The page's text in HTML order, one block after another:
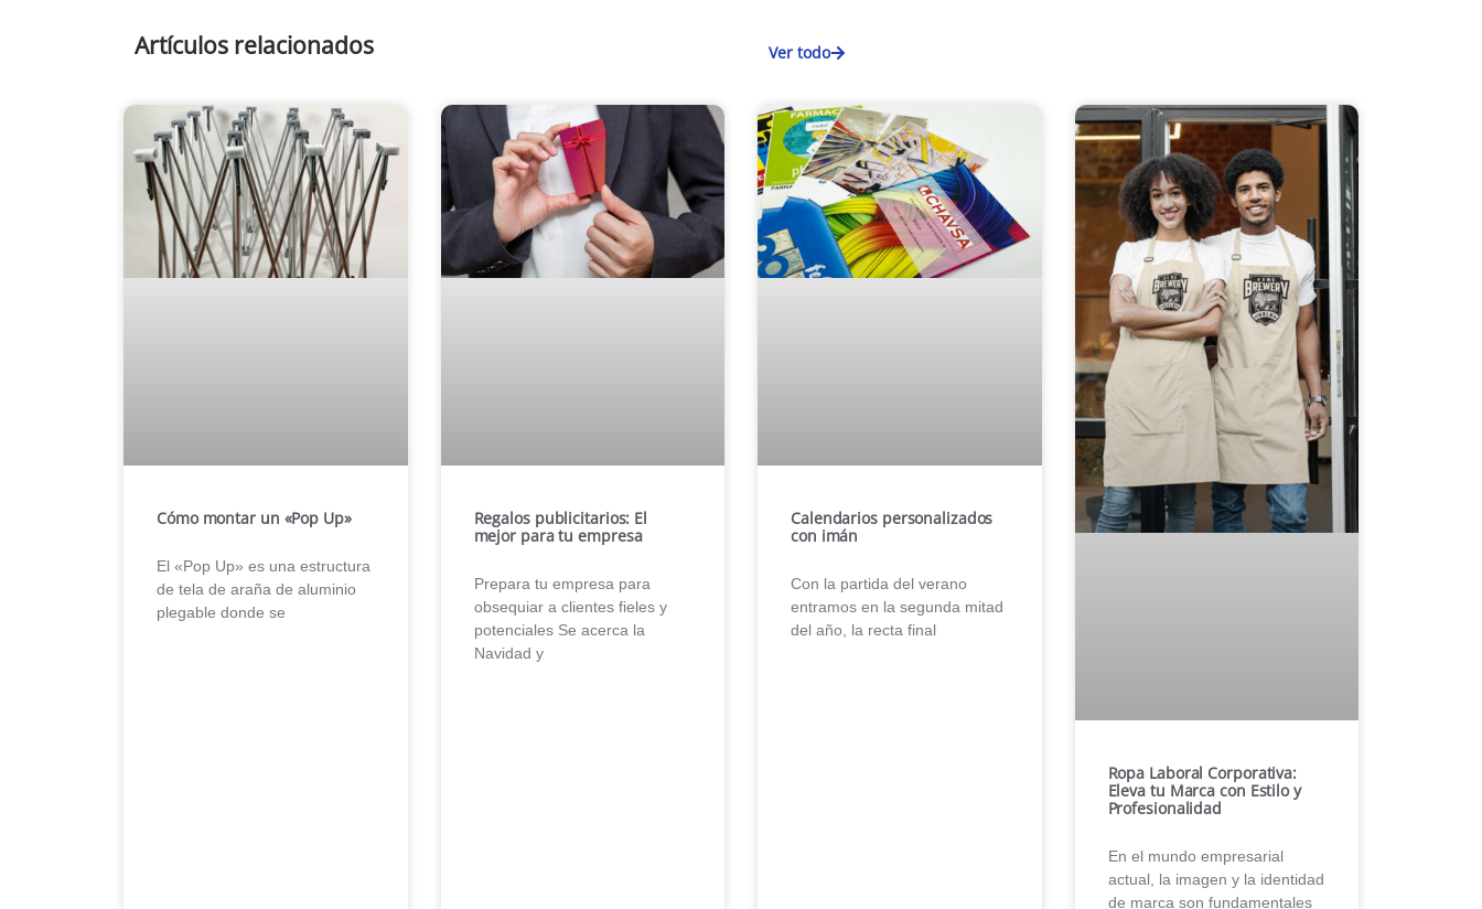
Artículos relacionados Ver todo
Cómo montar un «Pop Up»
El «Pop Up» es una estructura
de tela de araña de aluminio
plegable donde se
Regalos publicitarios: El
mejor para tu empresa
Prepara tu empresa para
obsequiar a clientes fieles y
potenciales Se acerca la
Navidad y
Calendarios personalizados
con imán
Con la partida del verano
entramos en la segunda mitad
del año, la recta final
Ropa Laboral Corporativa:
Eleva tu Marca con Estilo y
Profesionalidad
En el mundo empresarial
actual, la imagen y la identidad
de marca son fundamentales